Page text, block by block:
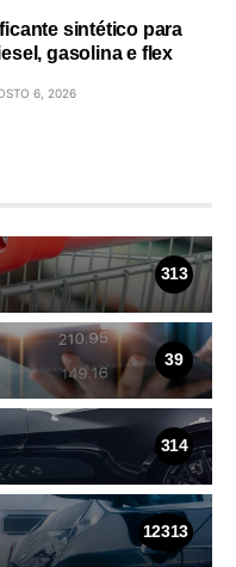
sintético para
gasolina e flex
6, 2026
313
39
314
12313